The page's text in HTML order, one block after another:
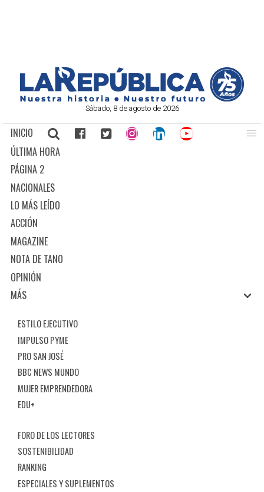
Sábado, 8 de agosto de 2026
INICIO
ÚLTIMA HORA
PÁGINA 2
NACIONALES
LO MÁS LEÍDO
ACCIÓN
MAGAZINE
NOTA DE TANO
OPINIÓN
MÁS
ESTILO EJECUTIVO
IMPULSO PYME
PRO SAN JOSÉ
BBC NEWS MUNDO
MUJER EMPRENDEDORA
EDU+
FORO DE LOS LECTORES
SOSTENIBILIDAD
RANKING
ESPECIALES Y SUPLEMENTOS